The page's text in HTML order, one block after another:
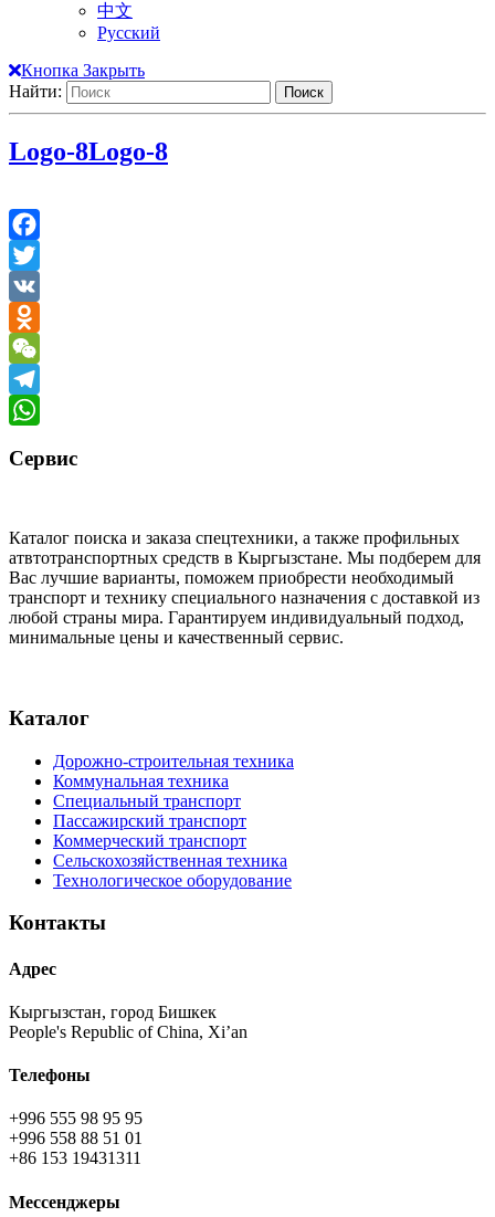
中文
Русский
Кнопка Закрыть
Найти:
Logo-8Logo-8
Facebook
Twitter
VK
Odnoklassniki
WeChat
Telegram
Сервис
Каталог поиска и заказа спецтехники, а также профильных
атвтотранспортных средств в Кыргызстане. Мы подберем для
Вас лучшие варианты, поможем приобрести необходимый
транспорт и технику специального назначения с доставкой из
любой страны мира. Гарантируем индивидуальный подход,
минимальные цены и качественный сервис.
Каталог
Дорожно-строительная техника
Коммунальная техника
Специальный транспорт
Пассажирский транспорт
Коммерческий транспорт
Сельскохозяйственная техника
Технологическое оборудование
Контакты
Адрес
Кыргызстан, город Бишкек
People's Republic of China, Xi’an
Телефоны
+996 555 98 95 95
+996 558 88 51 01
+86 153 19431311
Мессенджеры